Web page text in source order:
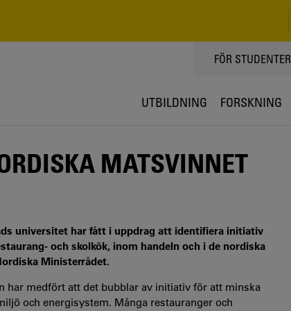
TOPPMENY
FÖR STUDENTER
UTBILDNING FORSKNING
MATSVINNET
universitet har fått i uppdrag att identifiera initiativ
och skolkök, inom handeln och i de nordiska
Ministerrådet.
medfört att det bubblar av initiativ för att minska
och energisystem. Många restauranger och